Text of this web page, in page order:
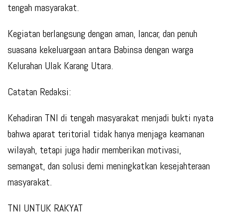
tengah masyarakat.
Kegiatan berlangsung dengan aman, lancar, dan penuh
suasana kekeluargaan antara Babinsa dengan warga
Kelurahan Ulak Karang Utara.
Catatan Redaksi:
Kehadiran TNI di tengah masyarakat menjadi bukti nyata
bahwa aparat teritorial tidak hanya menjaga keamanan
wilayah, tetapi juga hadir memberikan motivasi,
semangat, dan solusi demi meningkatkan kesejahteraan
masyarakat.
TNI UNTUK RAKYAT